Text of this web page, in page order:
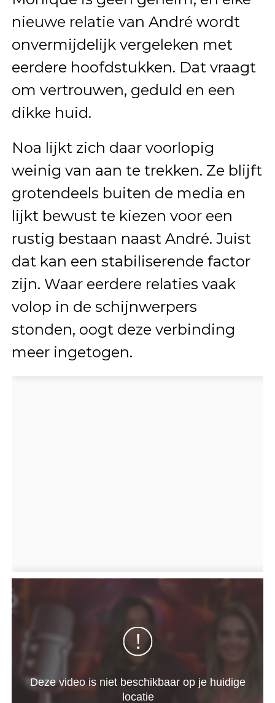
nieuwe relatie van André wordt
onvermijdelijk vergeleken met
eerdere hoofdstukken. Dat vraagt
om vertrouwen, geduld en een
dikke huid.
Noa lijkt zich daar voorlopig
weinig van aan te trekken. Ze blijft
grotendeels buiten de media en
lijkt bewust te kiezen voor een
rustig bestaan naast André. Juist
dat kan een stabiliserende factor
zijn. Waar eerdere relaties vaak
volop in de schijnwerpers
stonden, oogt deze verbinding
meer ingetogen.